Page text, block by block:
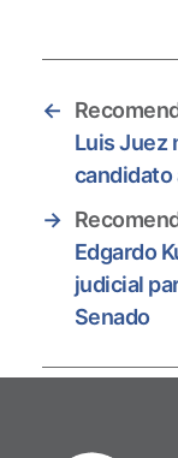
←
Luis Juez
candidato
→
Edgardo
judicial
Senado